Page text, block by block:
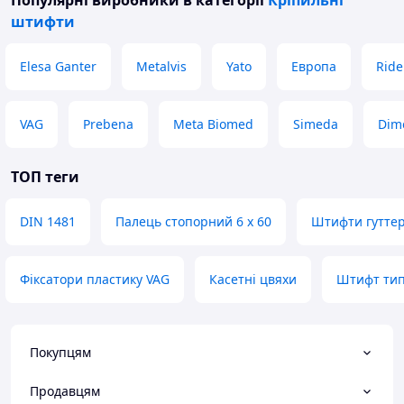
штифти
Elesa Ganter Metalvis Yato Европа
VAG Prebena Meta Biomed Simeda
ТОП теги
DIN 1481 Палець стопорний 6 х 60 Штифти
Фіксатори пластику VAG Касетні цвяхи Штифт
Покупцям
Продавцям